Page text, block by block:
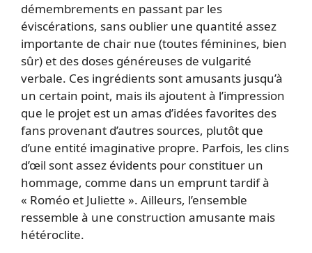
démembrements en passant par les
éviscérations, sans oublier une quantité assez
importante de chair nue (toutes féminines, bien
sûr) et des doses généreuses de vulgarité
verbale. Ces ingrédients sont amusants jusqu’à
un certain point, mais ils ajoutent à l’impression
que le projet est un amas d’idées favorites des
fans provenant d’autres sources, plutôt que
d’une entité imaginative propre. Parfois, les clins
d’œil sont assez évidents pour constituer un
hommage, comme dans un emprunt tardif à
« Roméo et Juliette ». Ailleurs, l’ensemble
ressemble à une construction amusante mais
hétéroclite.